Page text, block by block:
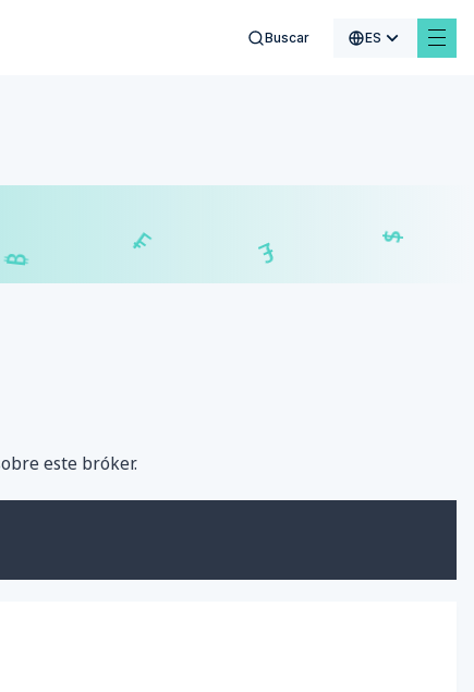
Buscar ES
£
este bróker.